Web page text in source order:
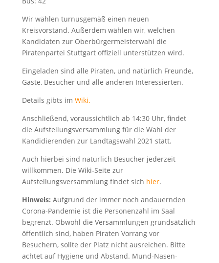
Wir wählen turnusgemäß einen neuen
Kreisvorstand. Außerdem wählen wir, welchen
Kandidaten zur Oberbürgermeisterwahl die
Piratenpartei Stuttgart offiziell unterstützen wird.
Eingeladen sind alle Piraten, und natürlich Freunde,
Gäste, Besucher und alle anderen Interessierten.
Details gibts im Wiki.
Anschließend, voraussichtlich ab 14:30 Uhr, findet
die Aufstellungsversammlung für die Wahl der
Kandidierenden zur Landtagswahl 2021 statt.
Auch hierbei sind natürlich Besucher jederzeit
willkommen. Die Wiki-Seite zur
Aufstellungsversammlung findet sich hier.
Hinweis: Aufgrund der immer noch andauernden
Corona-Pandemie ist die Personenzahl im Saal
begrenzt. Obwohl die Versammlungen grundsätzlich
öffentlich sind, haben Piraten Vorrang vor
Besuchern, sollte der Platz nicht ausreichen. Bitte
achtet auf Hygiene und Abstand. Mund-Nasen-